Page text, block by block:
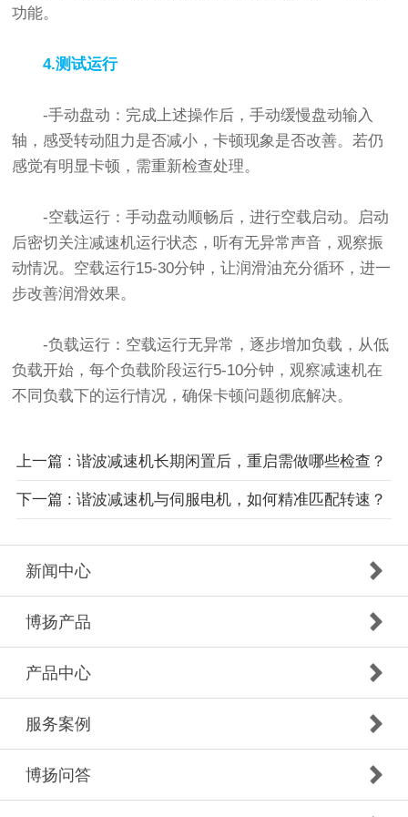
功能。
4.测试运行
-手动盘动：完成上述操作后，手动缓慢盘动输入
轴，感受转动阻力是否减小，卡顿现象是否改善。若仍
感觉有明显卡顿，需重新检查处理。
-空载运行：手动盘动顺畅后，进行空载启动。启动
后密切关注减速机运行状态，听有无异常声音，观察振
动情况。空载运行15-30分钟，让润滑油充分循环，进一
步改善润滑效果。
-负载运行：空载运行无异常，逐步增加负载，从低
负载开始，每个负载阶段运行5-10分钟，观察减速机在
不同负载下的运行情况，确保卡顿问题彻底解决。
上一篇 : 谐波减速机长期闲置后，重启需做哪些检查？
下一篇 : 谐波减速机与伺服电机，如何精准匹配转速？
新闻中心
博扬产品
产品中心
服务案例
博扬问答